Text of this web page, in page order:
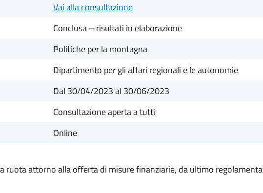
Vai alla consultazione
Conclusa – risultati in elaborazione
Politiche per la montagna
Dipartimento per gli affari regionali e le autonomie
Dal 30/04/2023al 30/06/2023
Consultazione aperta a tutti
Online
ruota attorno alla offerta di misure finanziarie, da ultimo